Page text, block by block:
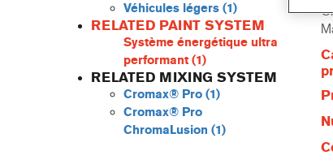
Véhicules légers (1)
RELATED PAINT SYSTEM
Système énergétique ultra
performant(1)
RELATED MIXING SYSTEM
Cromax® Pro (1)
Cromax® Pro
ChromaLusion (1)